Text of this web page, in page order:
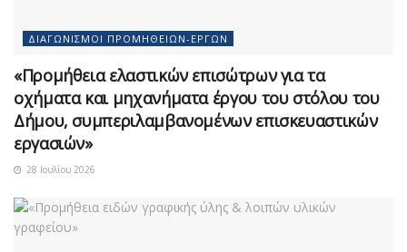
ΔΙΑΓΩΝΙΣΜΟΊ ΠΡΟΜΗΘΕΙΏΝ-ΈΡΓΩΝ
«Προμήθεια ελαστικών επισώτρων για τα
οχήματα και μηχανήματα έργου του στόλου του
Δήμου, συμπεριλαμβανομένων επισκευαστικών
εργασιών»
28 Ιουλίου 2026